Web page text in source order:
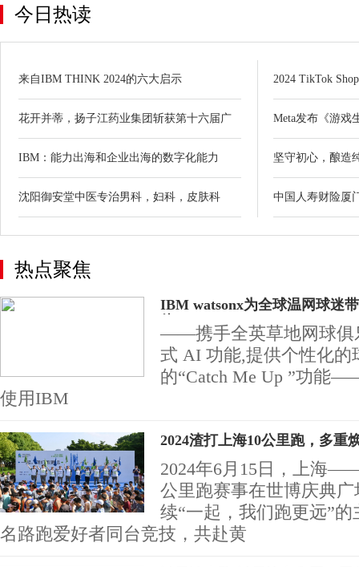
今日热读
来自IBM THINK 2024的六大启示
花开并蒂，扬子江药业集团斩获第十六届广
IBM：能力出海和企业出海的数字化能力
沈阳御安堂中医专治男科，妇科，皮肤科
2024 TikTok
Meta发布《游戏
坚守初心，酿
中国人寿财险厦
热点聚焦
IBM watsonx为全球温网球迷
——携手全英草地网球俱
式 AI 功能,提供个性化的
的“Catch Me Up ”功能
使用IBM
2024渣打上海10公里跑，多重
2024年6月15日，上海
公里跑赛事在世博庆典
续“一起，我们跑更远”
名路跑爱好者同台竞技，共赴黄